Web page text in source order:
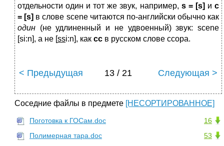
отдельности один и тот же звук, например, s= [s] ис
= [s] в слове scene читаются по-английски обычно как
один (не удлиненный и не уд­военный) звук: scene
[si:n], а не [ssi:n], как cc в русском слове ссора.
< Предыдущая 13 / 21 Следующая >
Соседние файлы в предмете [НЕСОРТИРОВАННОЕ]
16
Поготовка к ГОСам.doc
53
Полимерная тара.doc